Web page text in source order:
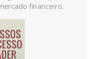
após o RBNZ
já precificado
sobre a
financeiro.